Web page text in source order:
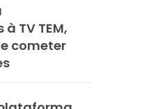
TV TEM,
cometer